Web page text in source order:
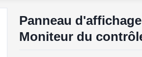
Panneau
Moniteur du